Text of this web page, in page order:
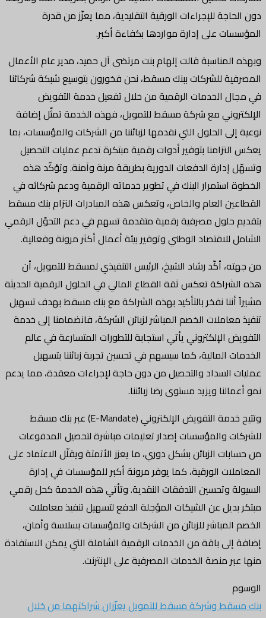
للإجراءات الورقية التقليدية، مما يعزّز من قدرة
على إدارة مواردها بكفاءة أكبر.
قالت إلهام بنت مرتضى آل حميد، مدير عام الأعمال
للشركات ببنك مسقط، نحن فخورون بتوسيع شبكة شركائنا
الخدمات الرقمية من خلال تفعيل خدمة التفويض
مع شركة مسقط للتمويل، فهذه الخدمة تمثّل إضافة
الحلول التي نقدمها لزبائننا من الشركات والمؤسسات، بما
بتوفير أدوات رقمية مبتكرة تدعم عمليات التحصيل
الدفعات الدورية بطريقة مرنة وآمنة. وتؤكّد هذه
البنك في تطوير خدماته الرقمية ودعم شركائه في
العام والخاص، وتعكس هذه المبادرات التزام بنك مسقط
مصرفية رقمية متقدمة تسهم في دعم التحوّل الرقمي
الوطني وتوفير بيئة أعمال أكثر مرونة وفعالية.
أكّد رشاد الشيخ، الرئيس التنفيذي لمسقط للتمويل، أن
تعكس ثقة القطاع المالي في الحلول الرقمية الحديثة
نفخر بالتأكيد بهذه الشراكة مع بنك مسقط بهدف تسهيل
الخصم المباشر لزبائن الشركة، فانضمامنا إلى خدمة
الإلكتروني يأتي استجابة للتطورات المتسارعة في عالم
المالية، كما سيسهم في تحسين تجربة زبائننا بتسهيل
والتحصيل من دون حاجة لإجراءات معقدة، مما يدعم
ويزيد مستوى رضا زبائننا.
وتتيح خدمة التفويض الإلكتروني (E-Mandate) عبر بنك مسقط
والمؤسسات إصدار تعليمات مباشرة لتحصيل المدفوعات
الزبائن بشكل دوري، ما يعزز الأتمتة ويقلّل الاعتماد على
الورقية، كما يوفر مرونة أكبر للمؤسسات في إدارة
وتحسين التدفقات النقدية. وتأتي هذه الخدمة كحل رقمي
عن الشيكات المؤجلة الدفع لتسهيل تنفيذ معاملات
للزبائن من الشركات والمؤسسات بسلاسة وأمان،
باقة من الخدمات الرقمية الشاملة التي يمكن الاستفادة
منصة الخدمات المصرفية على الإنترنت.
وشركة مسقط للتمويل يعزّزان شراكتهما من خلال